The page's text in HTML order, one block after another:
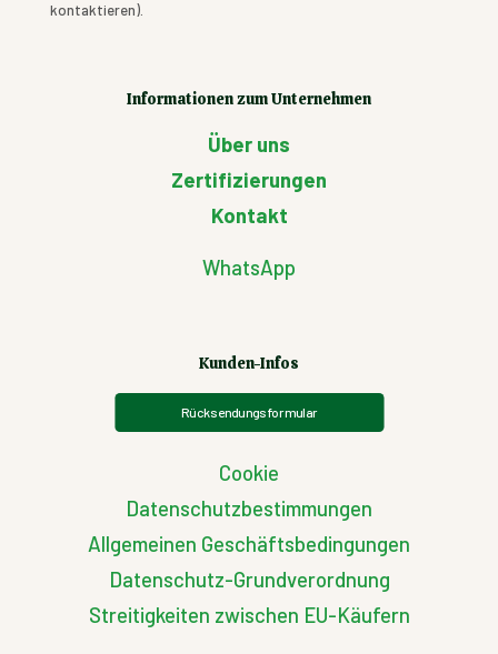
kontaktieren).
Informationen zum Unternehmen
Über uns
Zertifizierungen
Kontakt
WhatsApp
Kunden-Infos
Rücksendungsformular
Cookie
Datenschutzbestimmungen
Allgemeinen Geschäftsbedingungen
Datenschutz-Grundverordnung
Streitigkeiten zwischen EU-Käufern